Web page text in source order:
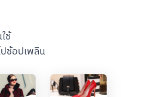
ช้
ปช้อปเพลิน